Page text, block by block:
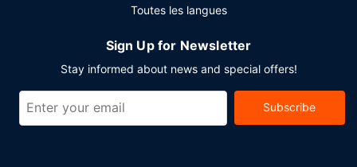
voiturier est disponible dans l'enceinte de l'hébergement.
Toutes les langues
Sign Up for Newsletter
Stay informed about news and special offers!
Subscribe